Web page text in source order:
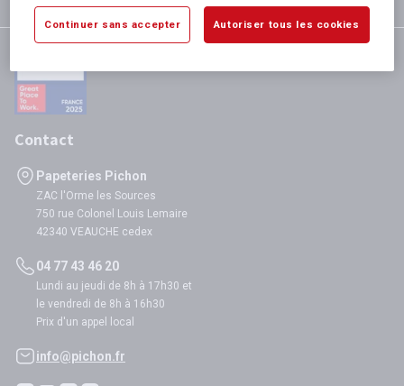
Contact
Papeteries Pichon
ZAC l'Orme les Sources
750 rue Colonel Louis Lemaire
42340 VEAUCHE cedex
04 77 43 46 20
Lundi au jeudi de 8h à 17h30 et
le vendredi de 8h à 16h30
Prix d'un appel local
info@pichon.fr
Continuer sans accepter Autoriser tous les cookies